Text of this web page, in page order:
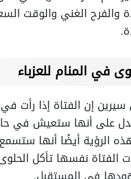
والفرح الغني والوقت
في المنام للعزباء
سيرين إن الفتاة إذا رأت
على أنها ستعيش في
الرؤية أيضًا أنها ستسمع
الفتاة نفسها تأكل